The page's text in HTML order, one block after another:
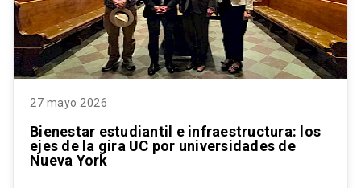
27 mayo 2026
Bienestar estudiantil e infraestructura: los
ejes de la gira UC por universidades de
Nueva York